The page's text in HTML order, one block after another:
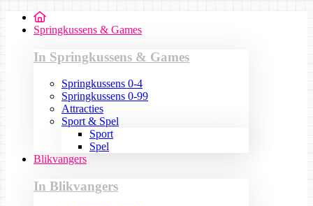
Springkussens & Games
In Springkussens & Games
Springkussens 0-4
Springkussens 0-99
Attracties
Sport & Spel
Sport
Spel
Blikvangers
In Blikvangers